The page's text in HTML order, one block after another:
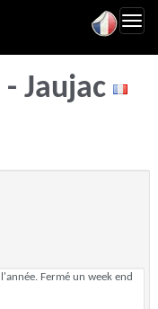
Jaujac
Fermé un week end